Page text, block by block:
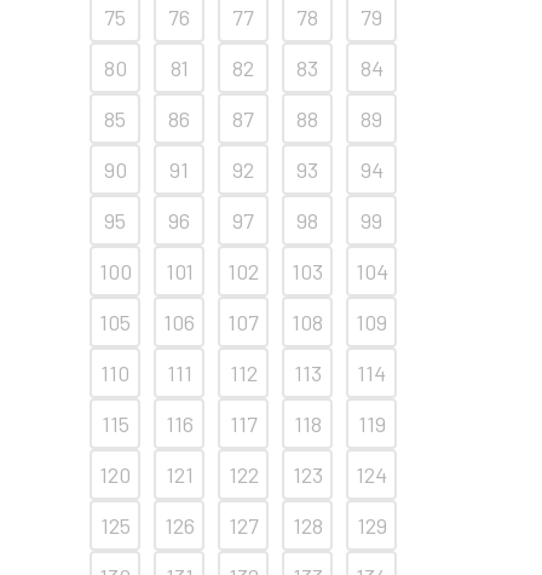
75
76 77 78
79
80
81 82 83
84
85
86 87 88
89
90
91 92 93
94
95
96 97 98
99
100
101 102 103
104
105
106 107 108
109
110
111 112 113
114
115
116 117 118
119
120
121 122 123
124
125
126 127 128
129